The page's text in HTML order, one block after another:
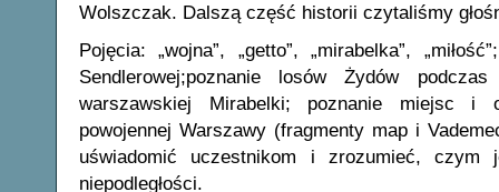
Wolszczak. Dalszą część historii czytaliśmy
Pojęcia: „wojna”, „getto”, „mirabelka”,
Sendlerowej;poznanie losów Żydów
warszawskiej Mirabelki; poznanie miejsc i
powojennej Warszawy (fragmenty map i
uświadomić uczestnikom i zrozumieć, czym
niepodległości.